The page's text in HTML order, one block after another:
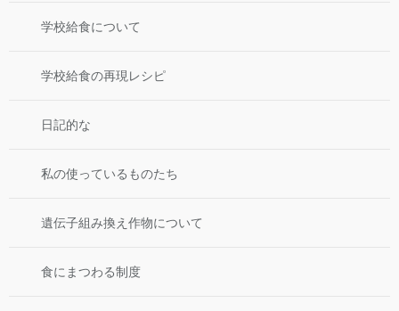
学校給食について
学校給食の再現レシピ
日記的な
私の使っているものたち
遺伝子組み換え作物について
食にまつわる制度